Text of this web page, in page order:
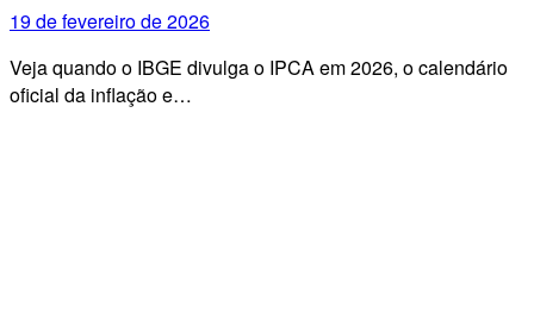
19 de fevereiro de 2026
Veja quando o IBGE divulga o IPCA em 2026, o calendário
oficial da inflação e…